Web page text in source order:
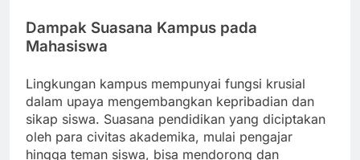
Dampak Suasana Kampus pada
Mahasiswa
Lingkungan kampus mempunyai fungsi krusial
dalam upaya mengembangkan kepribadian dan
sikap siswa. Suasana pendidikan yang diciptakan
oleh para civitas akademika, mulai pengajar
hingga teman siswa, bisa mendorong dan